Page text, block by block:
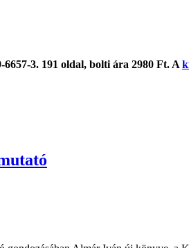
6657-3. 191 oldal, bolti ára 2980 Ft. A